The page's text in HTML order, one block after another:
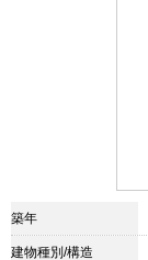
築年
建物種別/構造